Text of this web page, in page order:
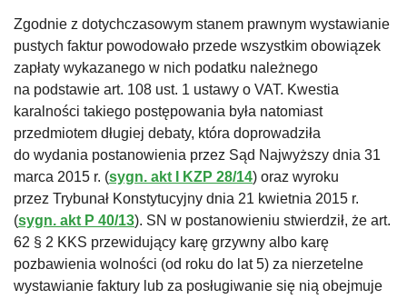
Zgodnie z dotychczasowym stanem prawnym wystawianie
pustych faktur powodowało przede wszystkim obowiązek
zapłaty wykazanego w nich podatku należnego
na podstawie art. 108 ust. 1 ustawy o VAT. Kwestia
karalności takiego postępowania była natomiast
przedmiotem długiej debaty, która doprowadziła
do wydania postanowienia przez Sąd Najwyższy dnia 31
marca 2015 r. (sygn. akt I KZP 28/14) oraz wyroku
przez Trybunał Konstytucyjny dnia 21 kwietnia 2015 r.
(sygn. akt P 40/13). SN w postanowieniu stwierdził, że art.
62 § 2 KKS przewidujący karę grzywny albo karę
pozbawienia wolności (od roku do lat 5) za nierzetelne
wystawianie faktury lub za posługiwanie się nią obejmuje